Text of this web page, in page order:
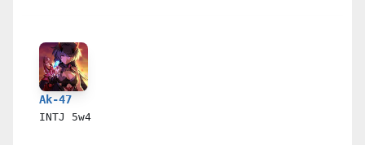
Ak-47
INTJ 5w4